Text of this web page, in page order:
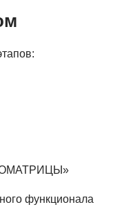
функционала